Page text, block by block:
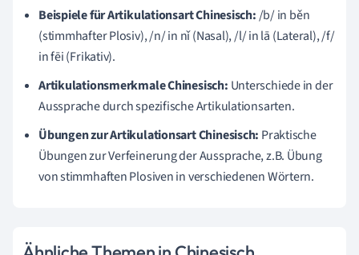
Beispiele für Artikulationsart Chinesisch:/b/ in běn
(stimmhafter Plosiv), /n/ in nǐ (Nasal), /l/ in lā (Lateral), /f/
in fēi (Frikativ).
Artikulationsmerkmale Chinesisch: Unterschiede in der
Aussprache durch spezifische Artikulationsarten.
Übungen zur Artikulationsart Chinesisch: Praktische
Übungen zur Verfeinerung der Aussprache, z.B. Übung
von stimmhaften Plosiven in verschiedenen Wörtern.